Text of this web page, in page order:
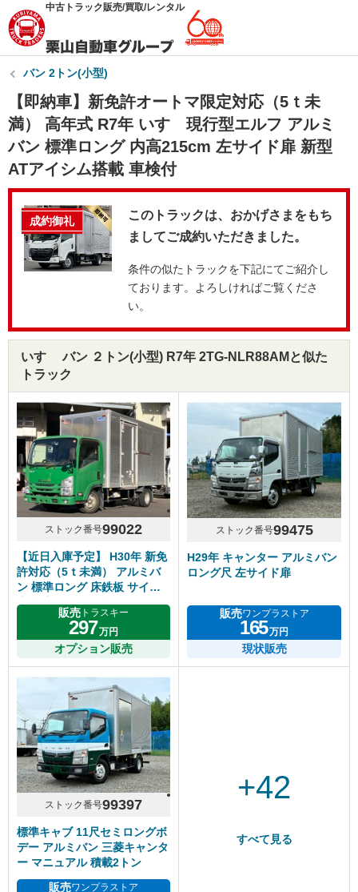
中古トラック販売/買取/レンタル
バン 2トン(小型)
【即納車】新免許オートマ限定対応（5ｔ未
満） 高年式 R7年 いすゞ現行型エルフ アルミ
バン 標準ロング 内高215cm 左サイド扉 新型
ATアイシム搭載 車検付
成約御礼
このトラックは、おかげさまをもち
ましてご成約いただきました。
条件の似たトラックを下記にてご紹介し
ております。よろしければご覧くださ
い。
いすゞ バン ２トン(小型) R7年 2TG-NLR88AMと似た
トラック
ストック番号99022
【近日入庫予定】 H30年 新免
許対応（5ｔ未満） アルミバ
ン 標準ロング 床鉄板 サイド
扉 内高218cm 5速マニュアル
いすゞエルフ
販売 トラスキー
297万円
オプション販売
ストック番号99475
H29年 キャンター アルミバン
ロング尺 左サイド扉
販売ワンプラストア
165万円
現状販売
ストック番号99397
標準キャブ 11尺セミロングボ
デー アルミバン 三菱キャンタ
ー マニュアル 積載2トン
販売ワンプラストア
+42
すべて見る